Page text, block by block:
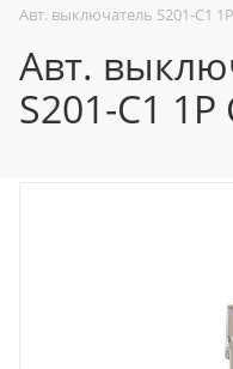
Авт. выключатель S201-C1
Авт.
S201-C1 1P